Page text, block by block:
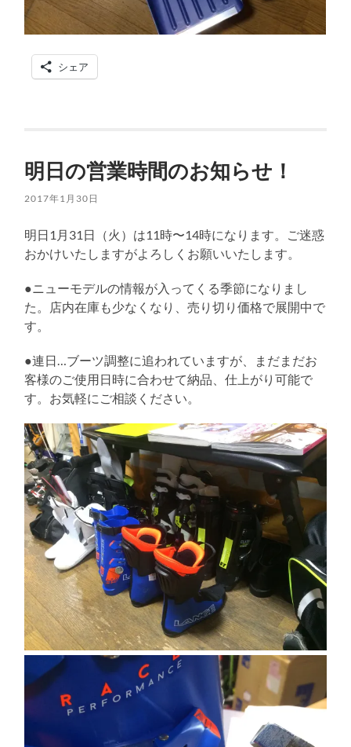
シェア
明日の営業時間のお知らせ！
2017年1月30日
明日1月31日（火）は11時〜14時になります。ご迷惑
おかけいたしますがよろしくお願いいたします。
●ニューモデルの情報が入ってくる季節になりまし
た。店内在庫も少なくなり、売り切り価格で展開中で
す。
●連日…ブーツ調整に追われていますが、まだまだお
客様のご使用日時に合わせて納品、仕上がり可能で
す。お気軽にご相談ください。